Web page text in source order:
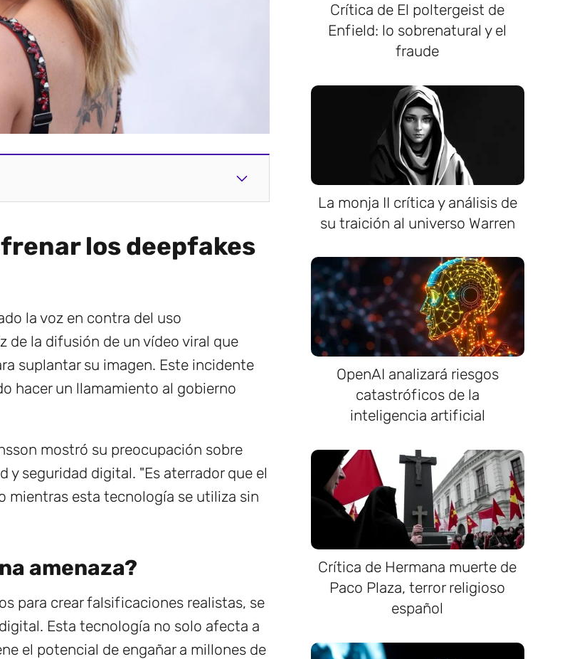
los deepfakes
la voz en contra del uso
de la difusión de un vídeo viral que
suplantar su imagen. Este incidente
hacer un llamamiento al gobierno
mostró su preocupación sobre
seguridad digital. "Es aterrador que el
mientras esta tecnología se utiliza sin
amenaza?
para crear falsificaciones realistas, se
Esta tecnología no solo afecta a
el potencial de engañar a millones de
Crítica de El poltergeist de
Enfield: lo sobrenatural y el
fraude
La monja II crítica y análisis de
su traición al universo Warren
OpenAI analizará riesgos
catastróficos de la
inteligencia artificial
Crítica de Hermana muerte de
Paco Plaza, terror religioso
español